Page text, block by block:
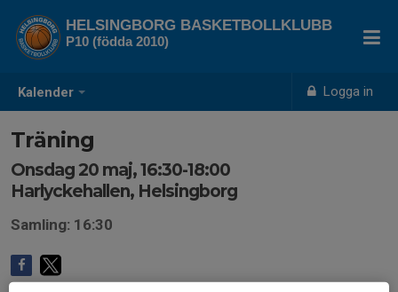
Kalender Logga in
HELSINGBORG BASKETBOLLKLUBB
P10 (födda 2010)
Träning
Onsdag 20 maj, 16:30-18:00
Harlyckehallen, Helsingborg
Samling: 16:30